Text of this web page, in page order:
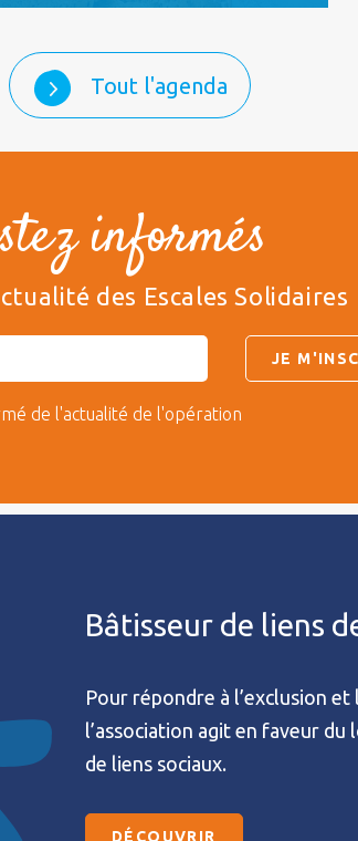
Tout l'agenda
informés
des Escales Solidaires
de l'actualité de l'opération
Bâtisseur de liens
Pour répondre à l’exclusion
l’association agit en faveur
de liens sociaux.
DÉCOUVRIR